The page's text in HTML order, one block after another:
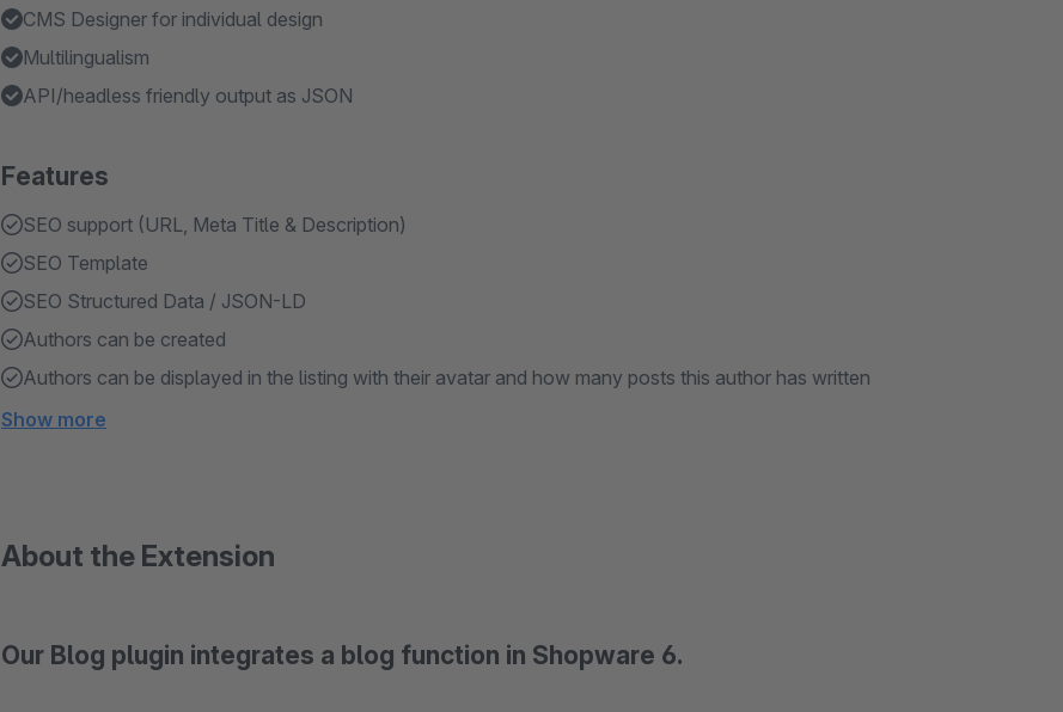
CMS Designer for individual design
Multilingualism
API/headless friendly output as JSON
Features
SEO support (URL, Meta Title & Description)
SEO Template
SEO Structured Data / JSON-LD
Authors can be created
Authors can be displayed in the listing with their avatar and how many posts this author has written
Show more
About the Extension
Our Blog plugin integrates a blog function in Shopware 6.